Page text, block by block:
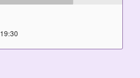
19:30